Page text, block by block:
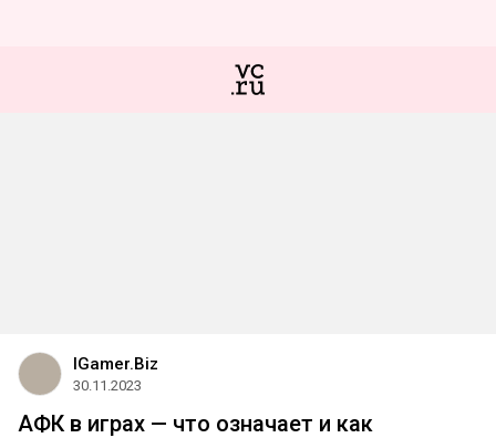
IGamer.Biz
30.11.2023
АФК в играх — что означает и как